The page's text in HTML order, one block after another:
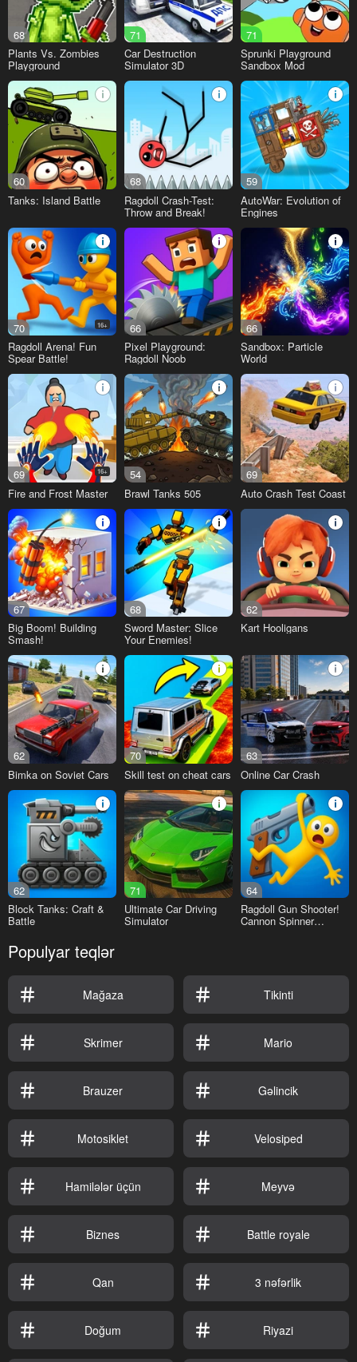
68
Plants Vs. Zombies
Playground
71
Car Destruction
Simulator 3D
71
Sprunki Playground
Sandbox Mod
60
Tanks: Island Battle
68
Ragdoll Crash-Test:
Throw and Break!
59
AutoWar: Evolution of
Engines
70 16+
Ragdoll Arena! Fun
Spear Battle!
66
Pixel Playground:
Ragdoll Noob
66
Sandbox: Particle
World
69 16+
Fire and Frost Master
54
Brawl Tanks 505
69
Auto Crash Test Coast
67
Big Boom! Building
Smash!
68
Sword Master: Slice
Your Enemies!
62
Kart Hooligans
62
Bimka on Soviet Cars
70
Skill test on cheat cars
63
Online Car Crash
62
Block Tanks: Craft &
Battle
71
Ultimate Car Driving
Simulator
64
Ragdoll Gun Shooter!
Cannon Spinner
Populyar teqlər
Mağaza Tikinti
Skrimer Mario
Brauzer Gəlincik
Motosiklet Velosiped
Hamilələr üçün Meyvə
Biznes Battle royale
Qan 3 nəfərlik
Doğum Riyazi